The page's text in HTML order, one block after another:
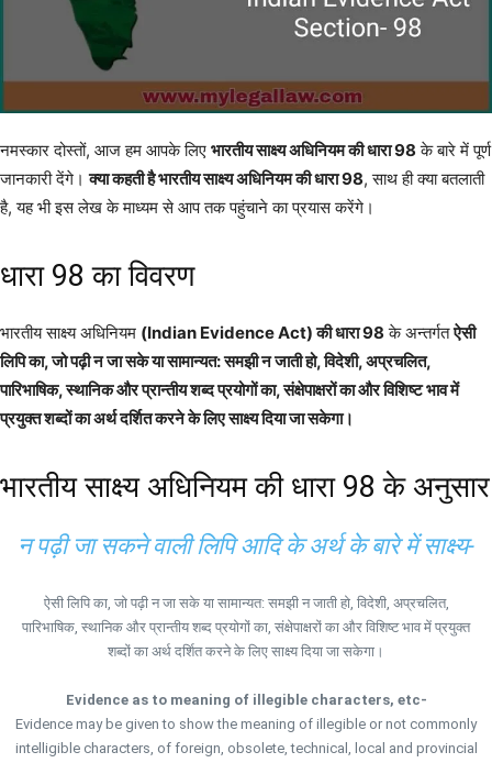
नमस्कार दोस्तों, आज हम आपके लिए भारतीय साक्ष्य अधिनियम की धारा 98 के बारे में पूर्ण
जानकारी देंगे।क्या कहती है भारतीय साक्ष्य अधिनियम की धारा 98, साथ ही क्या बतलाती
है, यह भी इस लेख के माध्यम से आप तक पहुंचाने का प्रयास करेंगे।
धारा 98 का विवरण
भारतीय साक्ष्य अधिनियम (Indian Evidence Act) की धारा 98 के अन्तर्गतऐसी
लिपि का, जो पढ़ी न जा सके या सामान्यत: समझी न जाती हो, विदेशी, अप्रचलित,
पारिभाषिक, स्थानिक और प्रान्तीय शब्द प्रयोगों का, संक्षेपाक्षरों का और विशिष्ट भाव में
प्रयुक्त शब्दों का अर्थ दर्शित करने के लिए साक्ष्य दिया जा सकेगा।
भारतीय साक्ष्य अधिनियम की धारा 98 के अनुसार
न पढ़ी जा सकने वाली लिपि आदि के अर्थ के बारे में साक्ष्य-
ऐसी लिपि का, जो पढ़ी न जा सके या सामान्यत: समझी न जाती हो, विदेशी, अप्रचलित,
पारिभाषिक, स्थानिक और प्रान्तीय शब्द प्रयोगों का, संक्षेपाक्षरों का और विशिष्ट भाव में प्रयुक्त
शब्दों का अर्थ दर्शित करने के लिए साक्ष्य दिया जा सकेगा।
Evidence as to meaning of illegible characters, etc-
Evidence may be given to show the meaning of illegible or not commonly
intelligible characters, of foreign, obsolete, technical, local and provincial